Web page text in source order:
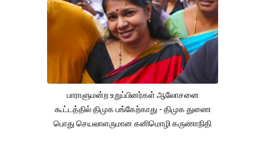
பாராளுமன்ற உறுப்பினர்கள் ஆலோசனை
கூட்டத்தில் திமுக பங்கேற்காது - திமுக துணை
பொது செயலாளருமான கனிமொழி கருணாநிதி